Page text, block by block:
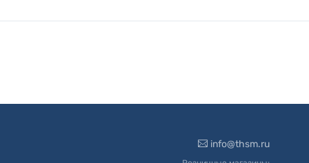
info@thsm.ru